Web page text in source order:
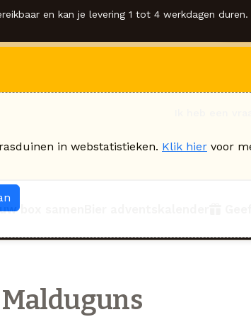
en kan je levering 1 tot 4 werkdagen
box samen
in webstatistieken. Klik hier voor